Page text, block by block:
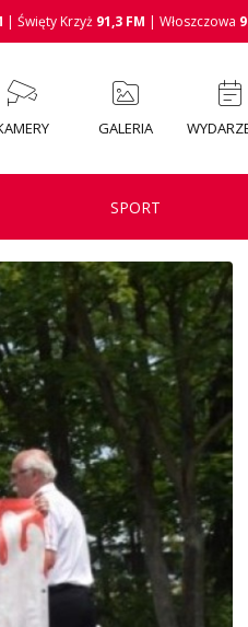
| Święty Krzyż 91,3 FM | Włoszczowa
GALERIA
SPORT